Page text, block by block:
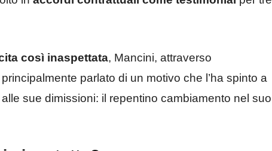
così inaspettata, Mancini, attraverso
parlato di un motivo che l’ha spinto a
sue dimissioni: il repentino cambiamento nel suo